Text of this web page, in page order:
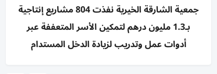
جمعية الشارقة الخيرية نفذت 804 مشاريع إنتاجية
بـ1.3 مليون درهم لتمكين الأسر المتعففة عبر
أدوات عمل وتدريب لزيادة الدخل المستدام